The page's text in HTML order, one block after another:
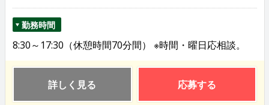
勤務時間
8:30～17:30（休憩時間70分間） ※時間・曜日応相談。
詳しく見る 応募する